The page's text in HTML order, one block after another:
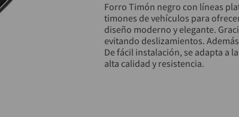
Forro Timón negro con líneas
timones de vehículos para
diseño moderno y elegante.
evitando deslizamientos.
De fácil instalación, se adapta a
alta calidad y resistencia.